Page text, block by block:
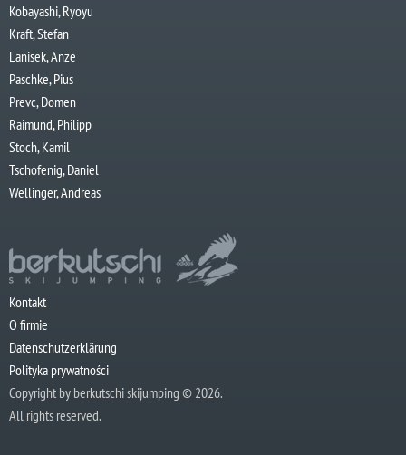
Kobayashi, Ryoyu
Kraft, Stefan
Lanisek, Anze
Paschke, Pius
Prevc, Domen
Raimund, Philipp
Stoch, Kamil
Tschofenig, Daniel
Wellinger, Andreas
Kontakt
O firmie
Datenschutzerklärung
Polityka prywatności
Copyright by berkutschi skijumping © 2026.
All rights reserved.